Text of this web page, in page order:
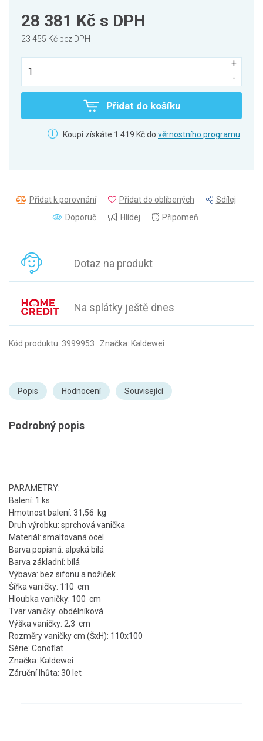
28 381 Kč s DPH
23 455 Kč bez DPH
Přidat do košíku
Koupi získáte 1 419 Kč do věrnostního programu.
Přidat k porovnání Přidat do oblíbených
Sdílej
Doporuč
Hlídej Připomeň
Dotaz na produkt
Na splátky ještě dnes
Kód produktu: 3999953 Značka: Kaldewei
Popis Hodnocení Související
Podrobný popis
PARAMETRY:
Balení: 1 ks
Hmotnost balení: 31,56 kg
Druh výrobku: sprchová vanička
Materiál: smaltovaná ocel
Barva popisná: alpská bílá
Barva základní: bílá
Výbava: bez sifonu a nožiček
Šířka vaničky: 110 cm
Hloubka vaničky: 100 cm
Tvar vaničky: obdélníková
Výška vaničky: 2,3 cm
Rozměry vaničky cm (ŠxH): 110x100
Série: Conoflat
Značka: Kaldewei
Záruční lhůta: 30 let